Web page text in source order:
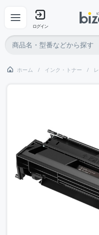
ログイン
ホーム インク・トナー